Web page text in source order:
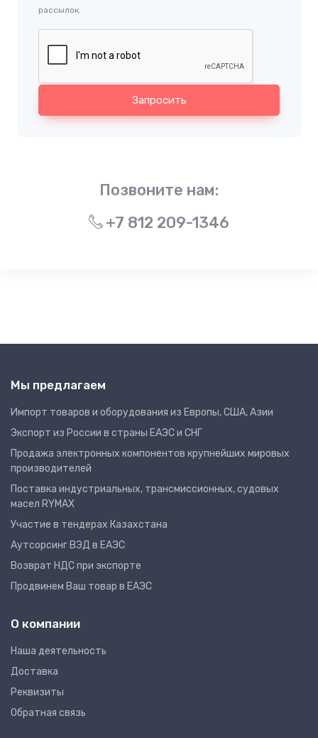
рассылок.
Запросить
Позвоните нам:
+7 812 209-1346
Мы предлагаем
Импорт товаров и оборудования из Европы, США, Азии
Экспорт из России в страны ЕАЭС и СНГ
Продажа электронных компонентов крупнейших мировых
производителей
Поставка индустриальных, трансмиссионных, судовых
масел RYMAX
Участие в тендерах Казахстана
Аутсорсинг ВЭД в ЕАЭС
Возврат НДС при экспорте
Продвинем Ваш товар в ЕАЭС
О компании
Наша деятельность
Доставка
Реквизиты
Обратная связь